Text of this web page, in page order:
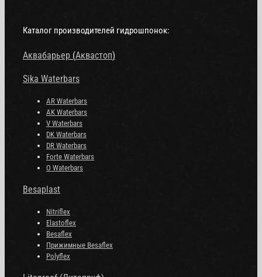
Каталог производителей гидрошпонок:
Аквабарьер (Аквастоп)
Sika Waterbars
AR Waterbars
AK Waterbars
V Waterbars
DK Waterbars
DR Waterbars
Forte Waterbars
O Waterbars
Besaplast
Nitriflex
Elastoflex
Besaflex
Прижимные Besaflex
Polyflex